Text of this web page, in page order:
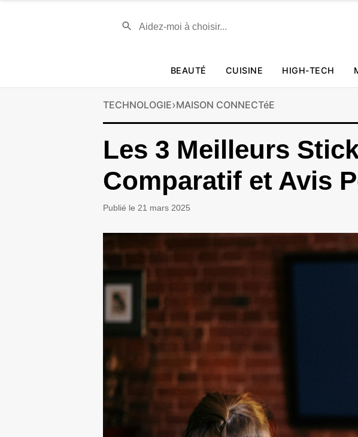
BEAUTÉ CUISINE HIGH-TECH
TECHNOLOGIE›MAISON CONNECTéE
Les 3 Meilleurs
Comparatif et Avis
Publié le 21 mars 2025